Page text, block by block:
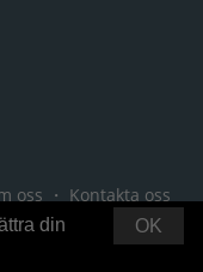
oss ・ Kontakta oss
OK
din